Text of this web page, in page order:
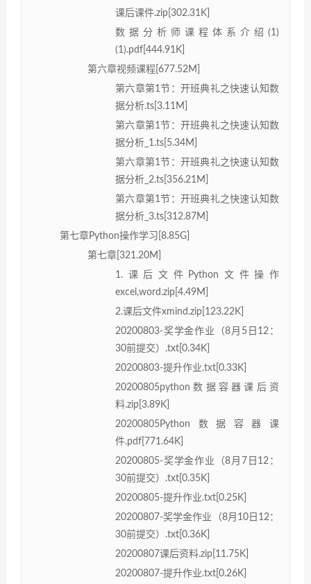
课后课件.zip[302.31K]
数据分析师课程体系介绍(1)
(1).pdf[444.91K]
第六章视频课程[677.52M]
第六章第1节：开班典礼之快速认知数
据分析.ts[3.11M]
第六章第1节：开班典礼之快速认知数
据分析_1.ts[5.34M]
第六章第1节：开班典礼之快速认知数
据分析_2.ts[356.21M]
第六章第1节：开班典礼之快速认知数
据分析_3.ts[312.87M]
第七章Python操作学习[8.85G]
第七章[321.20M]
1.课后文件Python文件操作
excel,word.zip[4.49M]
2.课后文件xmind.zip[123.22K]
20200803-奖学金作业（8月5日12：
30前提交）.txt[0.34K]
20200803-提升作业.txt[0.33K]
20200805python数据容器课后资
料.zip[3.89K]
20200805Python数据容器课
件.pdf[771.64K]
20200805-奖学金作业（8月7日12：
30前提交）.txt[0.35K]
20200805-提升作业.txt[0.25K]
20200807-奖学金作业（8月10日12：
30前提交）.txt[0.36K]
20200807课后资料.zip[11.75K]
20200807-提升作业.txt[0.26K]